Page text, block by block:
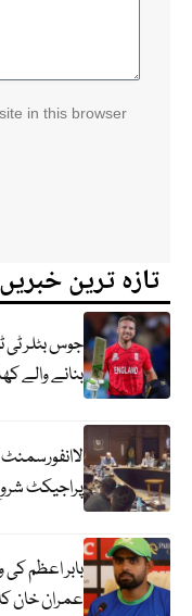
in this browser
تازہ ترین خبریں
جوس بٹلر ٹی
بنانے والے
پراجیکٹ
بابر اعظم
عمران خان کا